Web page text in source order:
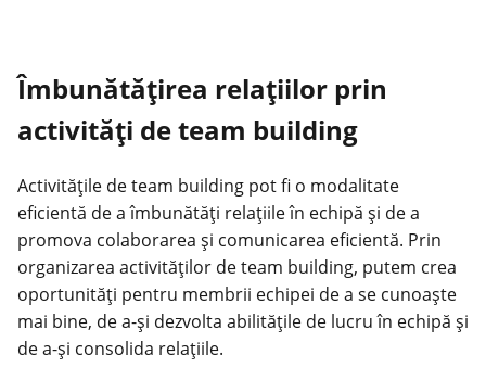
Îmbunătățirea relațiilor prin
activități de team building
Activitățile de team building pot fi o modalitate
eficientă de a îmbunătăți relațiile în echipă și de a
promova colaborarea și comunicarea eficientă. Prin
organizarea activităților de team building, putem crea
oportunități pentru membrii echipei de a se cunoaște
mai bine, de a-și dezvolta abilitățile de lucru în echipă și
de a-și consolida relațiile.